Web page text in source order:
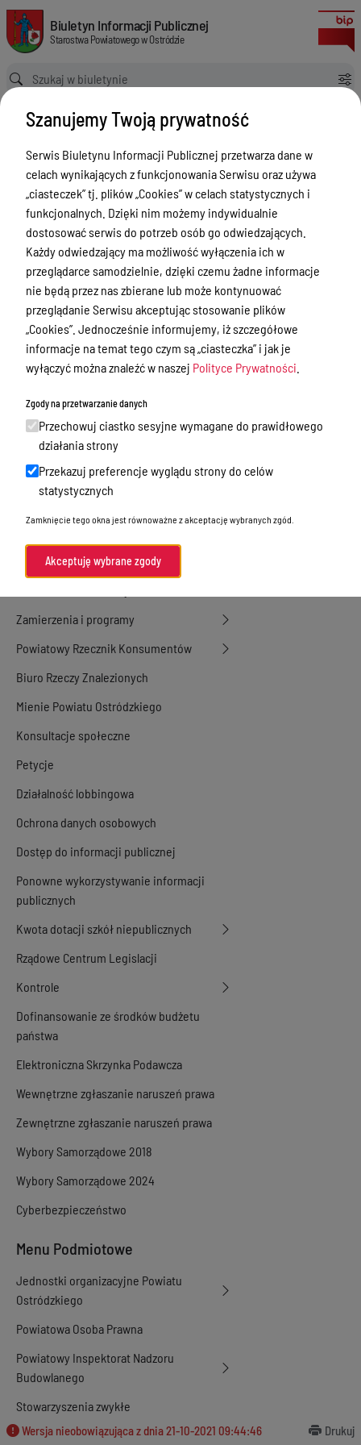
Informacje ogólne
Biuletyn Informacji Publicznej Starostwa Powiatowego w Ostródzie
Biuletyn Informacji Publicznej
Starostwa Powiatowego w Ostródzie
Ścieżka powrotu
Strona główna PINB Informacje ogólne
PINB
Menu Przedmiotowe
Starostwo Powiatowe
Poradnik Interesanta
Informacje o naborze
Zamówienia Publiczne
Tablica ogłoszeń
Dyżury Aptek w Powiecie Ostródzkim
Nieodpłatna Pomoc Prawna
Akty Prawne
Rejestry, ewidencje i archiwa
Budżet
Organizacja działania samorządu
powiatowego
Oświadczenia majątkowe
Zamierzenia i programy
Powiatowy Rzecznik Konsumentów
Biuro Rzeczy Znalezionych
Mienie Powiatu Ostródzkiego
Konsultacje społeczne
Petycje
Działalność lobbingowa
Ochrona danych osobowych
Dostęp do informacji publicznej
Ponowne wykorzystywanie informacji
publicznych
Kwota dotacji szkół niepublicznych
Rządowe Centrum Legislacji
Kontrole
Dofinansowanie ze środków budżetu
państwa
Elektroniczna Skrzynka Podawcza
Wewnętrzne zgłaszanie naruszeń prawa
Zewnętrzne zgłaszanie naruszeń prawa
Wybory Samorządowe 2018
Wybory Samorządowe 2024
Cyberbezpieczeństwo
Menu Podmiotowe
Jednostki organizacyjne Powiatu
Ostródzkiego
Powiatowa Osoba Prawna
Powiatowy Inspektorat Nadzoru
Budowlanego
Stowarzyszenia zwykłe
Wersja nieobowiązująca z dnia21-10-2021 09:44:46 Drukuj
Szanujemy Twoją prywatność
Serwis Biuletynu Informacji Publicznej przetwarza dane w
celach wynikających z funkcjonowania Serwisu oraz używa
„ciasteczek” tj. plików „Cookies” w celach statystycznych i
funkcjonalnych. Dzięki nim możemy indywidualnie
dostosować serwis do potrzeb osób go odwiedzających.
Każdy odwiedzający ma możliwość wyłączenia ich w
przeglądarce samodzielnie, dzięki czemu żadne informacje
nie będą przez nas zbierane lub może kontynuować
przeglądanie Serwisu akceptując stosowanie plików
„Cookies”. Jednocześnie informujemy, iż szczegółowe
informacje na temat tego czym są „ciasteczka” i jak je
wyłączyć można znaleźć w naszej Polityce Prywatności
Zgody na przetwarzanie danych
Przechowuj ciastko sesyjne wymagane do prawidłowego
działania strony
Przekazuj preferencje wyglądu strony do celów
statystycznych
Zamknięcie tego okna jest równoważne z akceptację wybranych zgód.
Akceptuję wybrane zgody